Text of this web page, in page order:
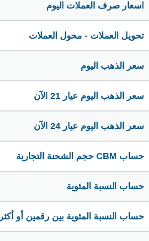
اسعار صرف العملات اليوم
تحويل العملات - محول العملات
سعر الذهب اليوم
سعر الذهب اليوم عيار 21 الآن
سعر الذهب اليوم عيار 24 الآن
حساب CBM حجم الشحنة التجارية
حساب النسبة المئوية
حساب النسبة المئوية بين رقمين أو أكثر